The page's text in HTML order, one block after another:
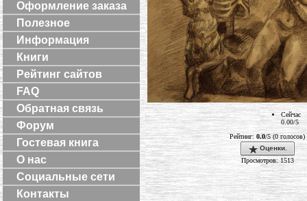
Оформление заказа
Полезное
Информация
Книги
Рейтинг сайтов
FAQ
Обратная связь
Форум
Гостевая книга
О нас
Социальные сети
Контакты
Сейчас
0.00/5
Рейтинг: 0.0/5 (0 голосов)
Оценки.
Просмотров: 1513